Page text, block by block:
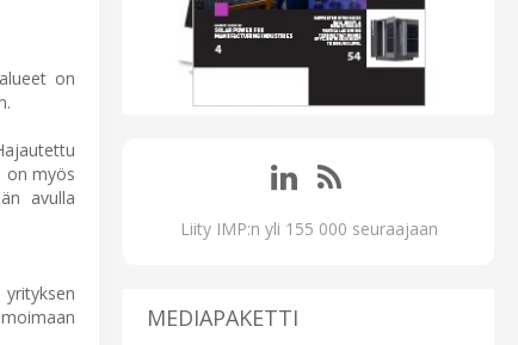
on
on myös
avulla
Liity IMP:n yli 155 000 seuraajaan
MEDIAPAKETTI